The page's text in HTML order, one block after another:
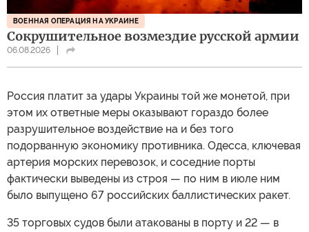
ВОЕННАЯ ОПЕРАЦИЯ НА УКРАИНЕ
Сокрушительное возмездие русской армии
06.08.2026
Россия платит за удары Украины той же монетой, при
этом их ответные меры оказывают гораздо более
разрушительное воздействие на и без того
подорванную экономику противника. Одесса, ключевая
артерия морских перевозок, и соседние порты
фактически выведены из строя — по ним в июле ним
было выпущено 67 российских баллистических ракет.
35 торговых судов были атакованы в порту и 22 — в